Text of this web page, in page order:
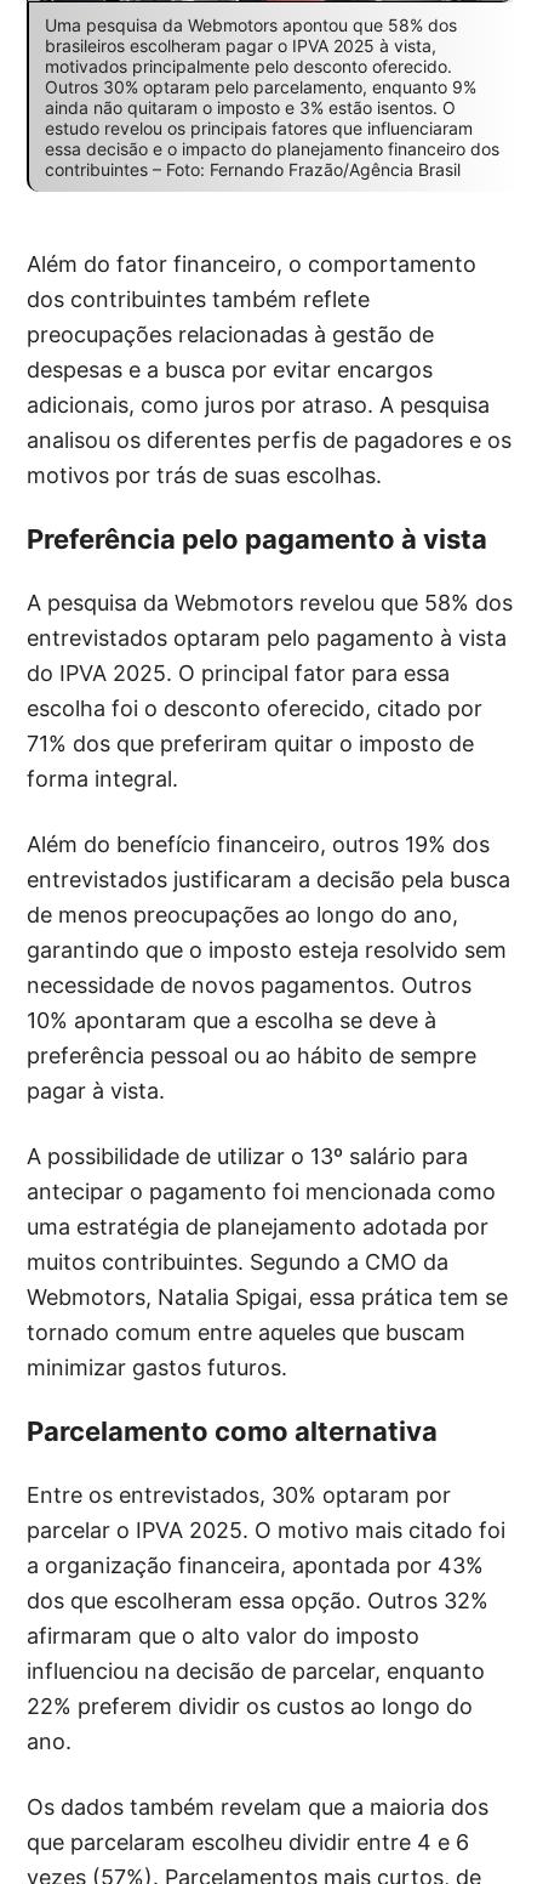
Uma pesquisa da Webmotors apontou que 58% dos
brasileiros escolheram pagar o IPVA 2025 à vista,
motivados principalmente pelo desconto oferecido.
Outros 30% optaram pelo parcelamento, enquanto 9%
ainda não quitaram o imposto e 3% estão isentos. O
estudo revelou os principais fatores que influenciaram
essa decisão e o impacto do planejamento financeiro dos
contribuintes – Foto: Fernando Frazão/Agência Brasil
Além do fator financeiro, o comportamento
dos contribuintes também reflete
preocupações relacionadas à gestão de
despesas e a busca por evitar encargos
adicionais, como juros por atraso. A pesquisa
analisou os diferentes perfis de pagadores e os
motivos por trás de suas escolhas.
Preferência pelo pagamento à vista
A pesquisa da Webmotors revelou que 58% dos
entrevistados optaram pelo pagamento à vista
do IPVA 2025. O principal fator para essa
escolha foi o desconto oferecido, citado por
71% dos que preferiram quitar o imposto de
forma integral.
Além do benefício financeiro, outros 19% dos
entrevistados justificaram a decisão pela busca
de menos preocupações ao longo do ano,
garantindo que o imposto esteja resolvido sem
necessidade de novos pagamentos. Outros
10% apontaram que a escolha se deve à
preferência pessoal ou ao hábito de sempre
pagar à vista.
A possibilidade de utilizar o 13º salário para
antecipar o pagamento foi mencionada como
uma estratégia de planejamento adotada por
muitos contribuintes. Segundo a CMO da
Webmotors, Natalia Spigai, essa prática tem se
tornado comum entre aqueles que buscam
minimizar gastos futuros.
Parcelamento como alternativa
Entre os entrevistados, 30% optaram por
parcelar o IPVA 2025. O motivo mais citado foi
a organização financeira, apontada por 43%
dos que escolheram essa opção. Outros 32%
afirmaram que o alto valor do imposto
influenciou na decisão de parcelar, enquanto
22% preferem dividir os custos ao longo do
ano.
Os dados também revelam que a maioria dos
que parcelaram escolheu dividir entre 4 e 6
vezes (57%). Parcelamentos mais curtos, de